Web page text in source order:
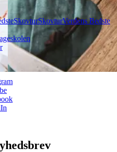
SkovturSkovturVerdens Bedste